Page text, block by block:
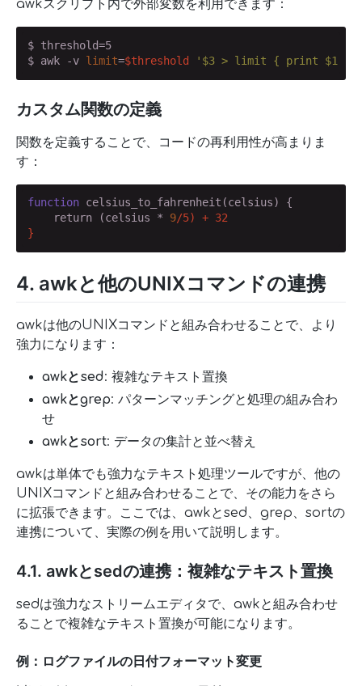
awkスクリプト内で外部変数を利用できます：
$ threshold=5
$ awk -v limit=$threshold '$3 > limit { print $1 }'
カスタム関数の定義
関数を定義することで、コードの再利用性が高まりま
す：
function celsius_to_fahrenheit(celsius) {
    return (celsius *
9/5) + 32
}
4. awkと他のUNIXコマンドの連携
awkは他のUNIXコマンドと組み合わせることで、より
強力になります：
awkとsed: 複雑なテキスト置換
awkとgrep: パターンマッチングと処理の組み合わ
せ
awkとsort: データの集計と並べ替え
awkは単体でも強力なテキスト処理ツールですが、他の
UNIXコマンドと組み合わせることで、その能力をさら
に拡張できます。ここでは、awkとsed、grep、sortの
連携について、実際の例を用いて説明します。
4.1. awkとsedの連携：複雑なテキスト置換
sedは強力なストリームエディタで、awkと組み合わせ
ることで複雑なテキスト置換が可能になります。
例：ログファイルの日付フォーマット変更